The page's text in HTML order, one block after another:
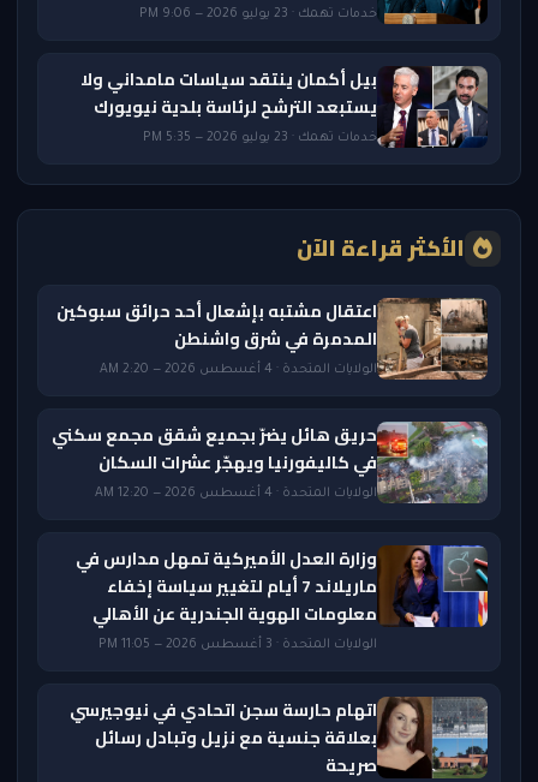
خدمات تهمك · 23 يوليو 2026 — 9:06 PM
بيل أكمان ينتقد سياسات مامداني ولا
يستبعد الترشح لرئاسة بلدية نيويورك
خدمات تهمك · 23 يوليو 2026 — 5:35 PM
الأكثر قراءة الآن
اعتقال مشتبه بإشعال أحد حرائق سبوكين
المدمرة في شرق واشنطن
الولايات المتحدة · 4 أغسطس 2026 — 2:20 AM
حريق هائل يضرّ بجميع شقق مجمع سكني
في كاليفورنيا ويهجّر عشرات السكان
الولايات المتحدة · 4 أغسطس 2026 — 12:20 AM
وزارة العدل الأميركية تمهل مدارس في
ماريلاند 7 أيام لتغيير سياسة إخفاء
معلومات الهوية الجندرية عن الأهالي
الولايات المتحدة · 3 أغسطس 2026 — 11:05 PM
اتهام حارسة سجن اتحادي في نيوجيرسي
بعلاقة جنسية مع نزيل وتبادل رسائل
صريحة